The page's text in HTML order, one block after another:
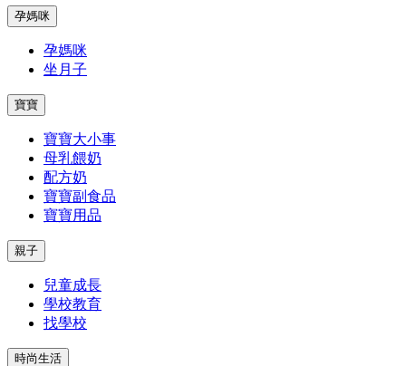
孕媽咪
孕媽咪
坐月子
寶寶
寶寶大小事
母乳餵奶
配方奶
寶寶副食品
寶寶用品
親子
兒童成長
學校教育
找學校
時尚生活